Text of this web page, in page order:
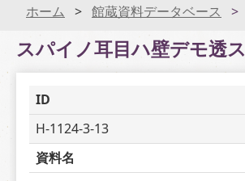
ホーム 館蔵資料データベース
スパイノ耳目ハ壁デモ透ス
ID
H-1124-3-13
資料名